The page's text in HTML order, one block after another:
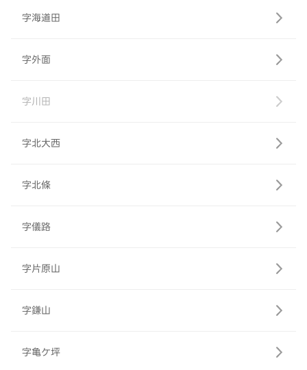
字海道田
字外面
字川田
字北大西
字北條
字儀路
字片原山
字鎌山
字亀ケ坪